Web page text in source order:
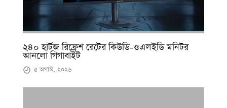
২৪০ হার্টজ রিফ্রেশ রেটের কিউডি-ওএলইডি মনিটর
আনলো গিগাবাইট
৫ অগাস্ট, ২০২৬